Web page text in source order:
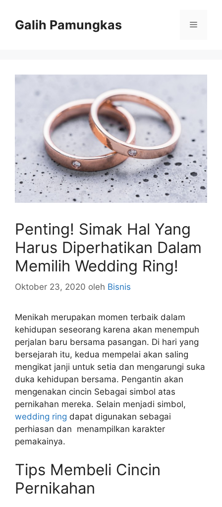
Galih Pamungkas Menu
Penting! Simak Hal Yang
Harus Diperhatikan Dalam
Memilih Wedding Ring!
Oktober 23, 2020 oleh Bisnis
Menikah merupakan momen terbaik dalam
kehidupan seseorang karena akan menempuh
perjalan baru bersama pasangan. Di hari yang
bersejarah itu, kedua mempelai akan saling
mengikat janji untuk setia dan mengarungi suka
duka kehidupan bersama. Pengantin akan
mengenakan cincin Sebagai simbol atas
pernikahan mereka. Selain menjadi simbol,
wedding ring dapat digunakan sebagai
perhiasan dan menampilkan karakter
pemakainya.
Tips Membeli Cincin
Pernikahan